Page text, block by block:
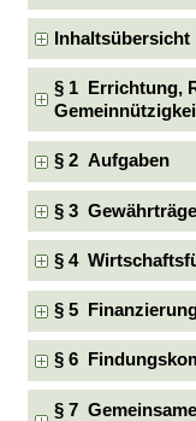
Inhaltsübersicht
§ 1 Errichtung,
§ 2 Aufgaben
§ 3
§ 4
§ 5
§ 6
§ 7